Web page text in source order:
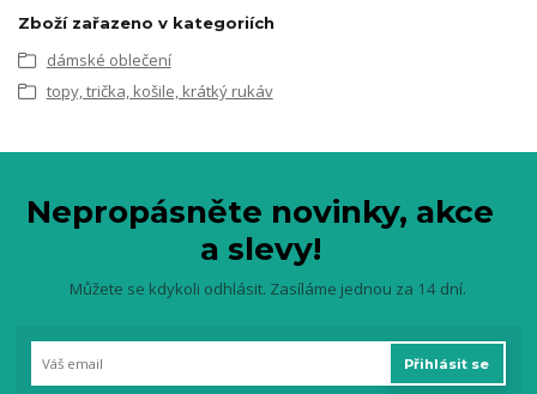
Zboží zařazeno v kategoriích
dámské oblečení
topy, trička, košile, krátký rukáv
Nepropásněte novinky, akce
a slevy!
Můžete se kdykoli odhlásit. Zasíláme jednou za 14 dní.
Přihlásit se